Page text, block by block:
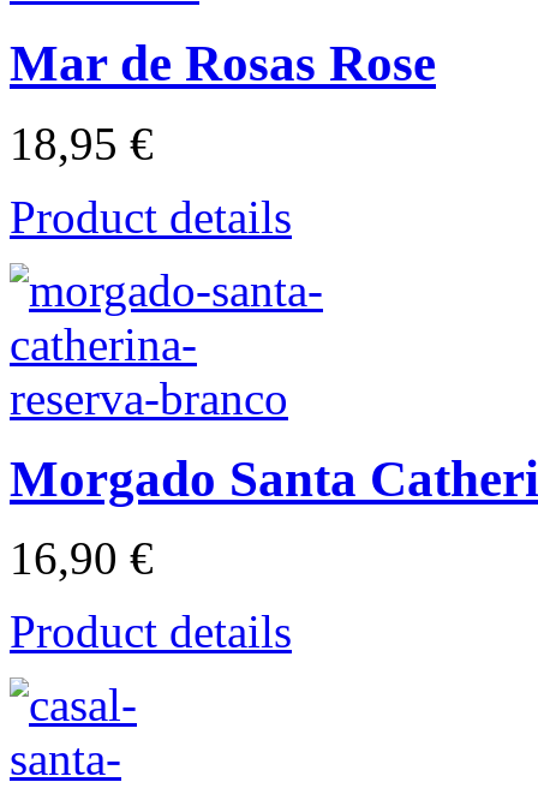
Mar de Rosas Rose
18,95 €
Product details
Morgado Santa
16,90 €
Product details